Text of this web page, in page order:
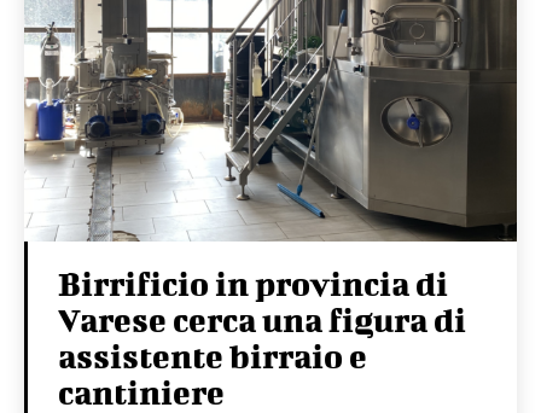
Birrificio in provincia di
Varese cerca una figura di
assistente birraio e
cantiniere